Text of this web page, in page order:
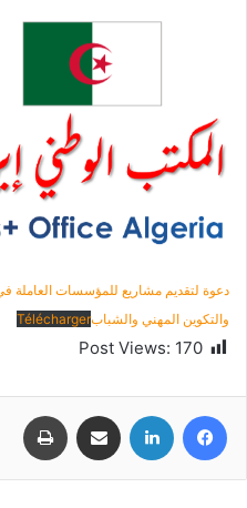
دعوة لتقديم مشاريع للمؤسسات العاملة
والتكوين المهني والشبابTélécharger
Post Views: 170
فيسبوك لينكدإن مشاركة عبر البريد